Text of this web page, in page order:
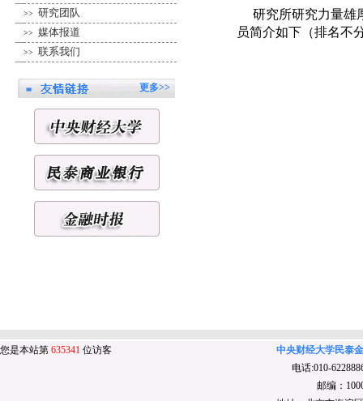
>> 研究团队
>> 媒体报道
>> 联系我们
更多>>
研究所研究力量雄
员简介如下（排名不
您是本站第 635341 位访客
中央财经大学民泰
电话:010-
邮编：